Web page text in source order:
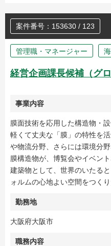
案件番号：153630 / 123
管理職・マネージャー
経営企画課長候補（グロ
事業内容
膜面技術を応用した構造物・
軽くて丈夫な「膜」の特性を
や物流分野、さらには環境分
膜構造物が、博覧会やイベン
建築物として、世界のいたる
ォルムの心地よい空間をつくり
勤務地
大阪府大阪市
職務内容